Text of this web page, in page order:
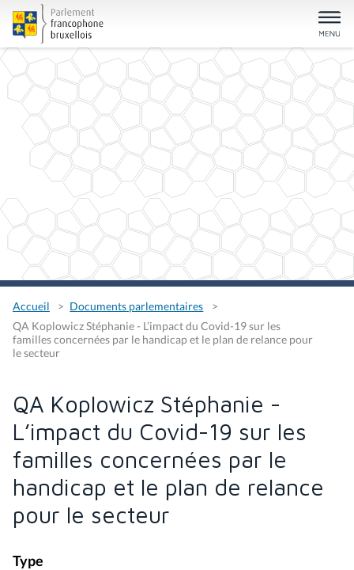
Accueil
Documents parlementaires
QA Koplowicz Stéphanie - L’impact du Covid-19 sur les
familles concernées par le handicap et le plan de relance pour
le secteur
QA Koplowicz Stéphanie -
L’impact du Covid-19 sur les
familles concernées par le
handicap et le plan de relance
pour le secteur
Type